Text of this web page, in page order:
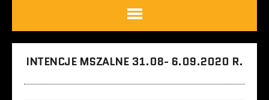
INTENCJE MSZALNE 31.08- 6.09.2020 R.